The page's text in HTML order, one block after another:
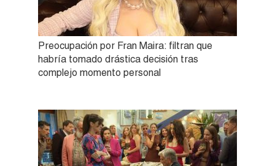
Preocupación por Fran Maira: filtran que
habría tomado drástica decisión tras
complejo momento personal